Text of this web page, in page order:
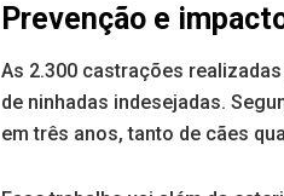
Prevenção e
As 2.300 castrações
de ninhadas indesejadas.
em três anos, tanto de cães